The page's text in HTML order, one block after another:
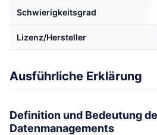
Schwierigkeitsgrad
Lizenz/Hersteller
Ausführliche Erklärung
Definition und Bedeutung
Datenmanagements